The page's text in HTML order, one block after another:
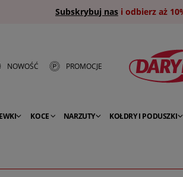
Subskrybuj nas i odbierz aż
NOWOŚĆ
PROMOCJE
KOCE NARZUTY KOŁDRY I PODUSZKI